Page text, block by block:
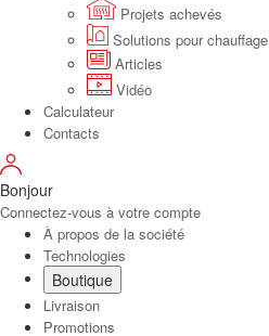
Projets achevés
Solutions pour chauffage
Articles
Vidéo
Calculateur
Contacts
Bonjour
Connectez-vous à votre compte
À propos de la société
Technologies
Boutique
Livraison
Promotions